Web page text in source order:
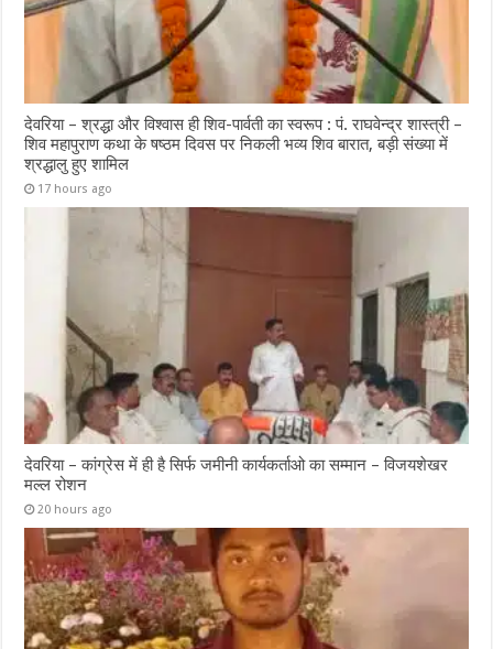
देवरिया – श्रद्धा और विश्वास ही शिव-पार्वती का स्वरूप : पं. राघवेन्द्र शास्त्री –
शिव महापुराण कथा के षष्ठम दिवस पर निकली भव्य शिव बारात, बड़ी संख्या में
श्रद्धालु हुए शामिल
17 hours ago
देवरिया – कांग्रेस में ही है सिर्फ जमीनी कार्यकर्ताओ का सम्मान – विजयशेखर
मल्ल रोशन
20 hours ago